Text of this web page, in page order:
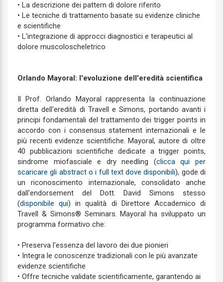
• La descrizione dei pattern di dolore riferito
• Le tecniche di trattamento basate su evidenze cliniche
e scientifiche
• L'integrazione di approcci diagnostici e terapeutici al
dolore muscoloscheletrico
Orlando Mayoral: l'evoluzione dell'eredità scientifica
Il Prof. Orlando Mayoral rappresenta la continuazione
diretta dell'eredità di Travell e Simons, portando avanti i
principi fondamentali del trattamento dei trigger points in
accordo con i consensus statement internazionali e le
più recenti evidenze scientifiche. Mayoral, autore di oltre
40 pubblicazioni scientifiche dedicate a trigger points,
sindrome miofasciale e dry needling (clicca qui per
scaricare gli abstract o i full text dove disponibili), gode di
un riconoscimento internazionale, consolidato anche
dall'endorsement del Dott. David Simons stesso
(disponibile qui) in qualità di Direttore Accademico di
Travell & Simons® Seminars. Mayoral ha sviluppato un
programma formativo che:
• Preserva l'essenza del lavoro dei due pionieri
• Integra le conoscenze tradizionali con le più avanzate
evidenze scientifiche
• Offre tecniche validate scientificamente, garantendo ai